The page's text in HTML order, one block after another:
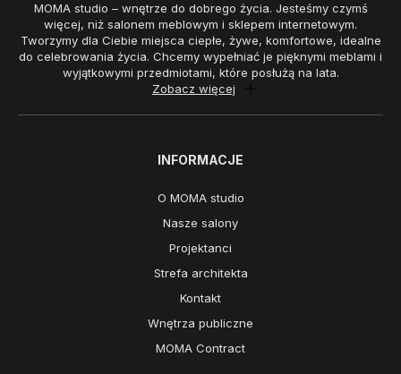
MOMA studio – wnętrze do dobrego życia. Jesteśmy czymś
więcej, niż salonem meblowym i sklepem internetowym.
Tworzymy dla Ciebie miejsca ciepłe, żywe, komfortowe, idealne
do celebrowania życia. Chcemy wypełniać je pięknymi meblami i
wyjątkowymi przedmiotami, które posłużą na lata.
Zobacz więcej
INFORMACJE
O MOMA studio
Nasze salony
Projektanci
Strefa architekta
Kontakt
Wnętrza publiczne
MOMA Contract